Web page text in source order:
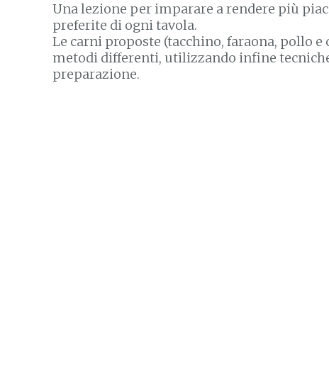
Una lezione per imparare a rendere più
preferite di ogni tavola.
Le carni proposte (tacchino, faraona, pollo
metodi differenti, utilizzando infine
preparazione.